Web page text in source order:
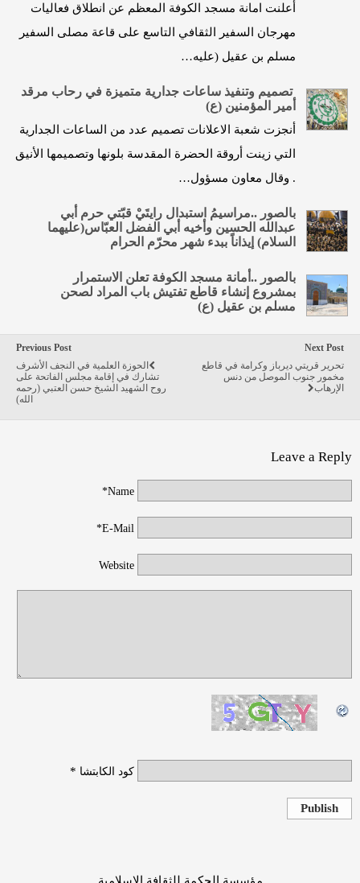
أعلنت امانة مسجد الكوفة المعظم عن انطلاق فعاليات
مهرجان السفير الثقافي التاسع على قاعة مصلى السفير
مسلم بن عقيل (عليه…
تصميم وتنفيذ ساعات جدارية متميزة في رحاب مرقد
أمير المؤمنين (ع)
أنجزت شعبة الاعلانات تصميم عدد من الساعات الجدارية
التي زينت أروقة الحضرة المقدسة بلونها وتصميمها الأنيق
. وقال معاون مسؤول…
بالصور ..مراسيمُ استبدال رايتَيْ قبّتي حرم أبي
عبدالله الحسين وأخيه أبي الفضل العبّاس(عليهما
السلام) إيذاناً ببدء شهر محرّم الحرام
بالصور ..أمانة مسجد الكوفة تعلن الاستمرار
بمشروع إنشاء قاطع تفتيش باب المراد لصحن
مسلم بن عقيل (ع)
Previous Post
الحوزة العلمية في النجف الأشرف
تشارك في إقامة مجلس الفاتحة على
روح الشهيد الشيخ حسن العتبي (رحمه
الله)
Next Post
تحرير قريتي ديرباز وكرامة في قاطع
مخمور جنوب الموصل من دنس
الإرهاب
Leave a Reply
Name*
E-Mail*
Website
كود الكابتشا *
Publish
مؤسسة الحكمة للثقافة الإسلامية